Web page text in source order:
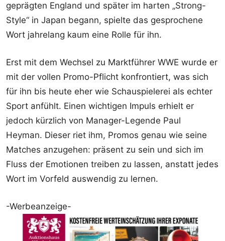
geprägten England und später im harten „Strong-
Style“ in Japan begann, spielte das gesprochene
Wort jahrelang kaum eine Rolle für ihn.
Erst mit dem Wechsel zu Marktführer WWE wurde er
mit der vollen Promo-Pflicht konfrontiert, was sich
für ihn bis heute eher wie Schauspielerei als echter
Sport anfühlt. Einen wichtigen Impuls erhielt er
jedoch kürzlich von Manager-Legende Paul
Heyman. Dieser riet ihm, Promos genau wie seine
Matches anzugehen: präsent zu sein und sich im
Fluss der Emotionen treiben zu lassen, anstatt jedes
Wort im Vorfeld auswendig zu lernen.
-Werbeanzeige-